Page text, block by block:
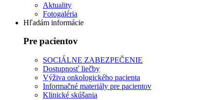
Aktuality
Fotogaléria
Hľadám informácie
Pre pacientov
SOCIÁLNE ZABEZPEČENIE
Dostupnosť liečby
Výživa onkologického pacienta
Informačné materiály pre pacientov
Klinické skúšania